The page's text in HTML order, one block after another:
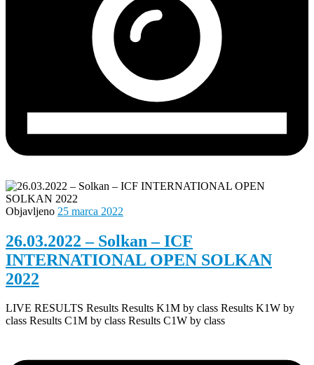
Objavljeno 25 marca 2022
26.03.2022 – Solkan – ICF
INTERNATIONAL OPEN SOLKAN
2022
LIVE RESULTS Results Results K1M by class Results K1W by
class Results C1M by class Results C1W by class